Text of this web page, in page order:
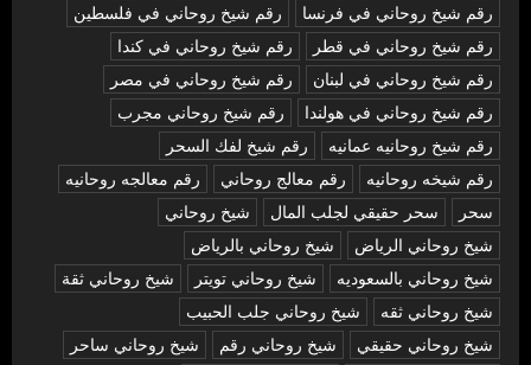
رقم شيخ روحاني في فرنسا
رقم شيخ روحاني في فلسطين
رقم شيخ روحاني في قطر
رقم شيخ روحاني في كندا
رقم شيخ روحاني في لبنان
رقم شيخ روحاني في مصر
رقم شيخ روحاني في هولندا
رقم شيخ روحاني مجرب
رقم شيخ روحانيه عمانيه
رقم شيخ لفك السحر
رقم شيخه روحانيه
رقم معالج روحاني
رقم معالجه روحانيه
سحر
سحر حقيقي لجلب المال
شيخ روحاني
شيخ روحاني الرياض
شيخ روحاني بالرياض
شيخ روحاني بالسعوديه
شيخ روحاني تويتر
شيخ روحاني ثقة
شيخ روحاني ثقه
شيخ روحاني جلب الحبيب
شيخ روحاني حقيقي
شيخ روحاني رقم
شيخ روحاني ساحر